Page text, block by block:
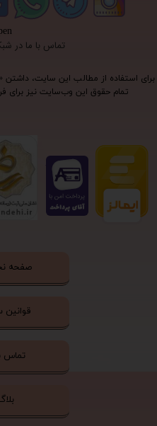
برای استفاده از مطالب این سایت،
تمام حقوق اين وب‌سايت نیز برای
تماس با ما در
صفحه
تماس